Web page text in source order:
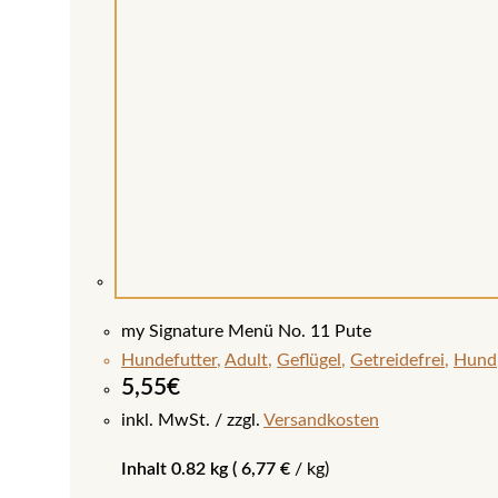
my Signature Menü No. 11 Pute
Hundefutter, Adult, Geflügel , Getreidefrei, Hund
5,55€
inkl. MwSt. zzgl. Versandkosten
Inhalt 0.82 kg ( 6,77 € / kg)